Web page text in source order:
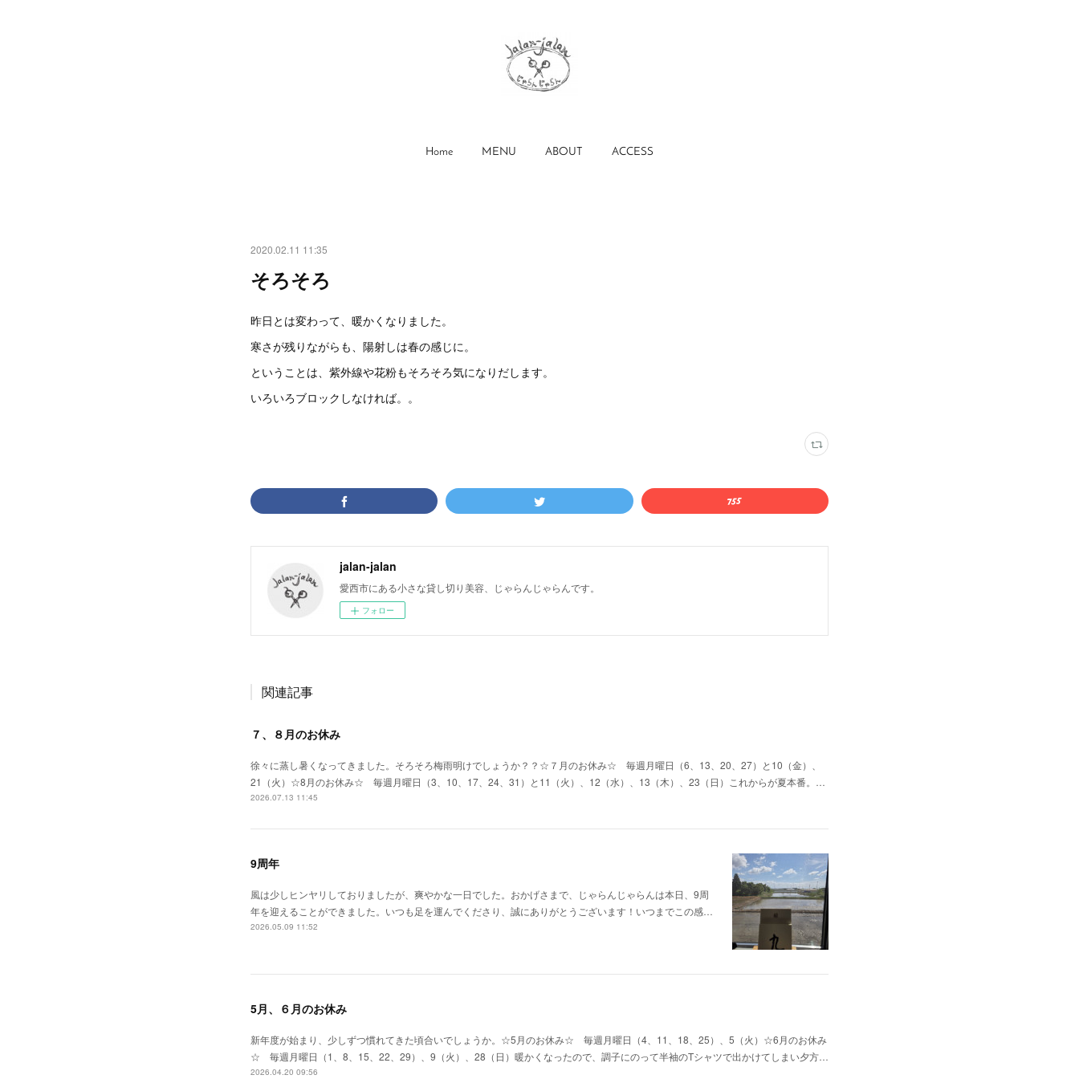
Home MENU ABOUT ACCESS
2020.02.11 11:35
そろそろ
昨日とは変わって、暖かくなりました。
寒さが残りながらも、陽射しは春の感じに。
ということは、紫外線や花粉もそろそろ気になりだします。
いろいろブロックしなければ。。
jalan-jalan
愛西市にある小さな貸し切り美容、じゃらんじゃらんです。
フォロー
関連記事
７、８月のお休み
徐々に蒸し暑くなってきました。そろそろ梅雨明けでしょうか？？☆７月のお休み☆ 毎週月曜日（6、13、20、27）と10（金）、
21（火）☆8月のお休み☆ 毎週月曜日（3、10、17、24、31）と11（火）、12（水）、13（木）、23（日）これからが夏本番。…
2026.07.13 11:45
9周年
風は少しヒンヤリしておりましたが、爽やかな一日でした。おかげさまで、じゃらんじゃらんは本日、9周
年を迎えることができました。いつも足を運んでくださり、誠にありがとうございます！いつまでこの感…
2026.05.09 11:52
5月、６月のお休み
新年度が始まり、少しずつ慣れてきた頃合いでしょうか。☆5月のお休み☆ 毎週月曜日（4、11、18、25）、5（火）☆6月のお休み
☆ 毎週月曜日（1、8、15、22、29）、9（火）、28（日）暖かくなったので、調子にのって半袖のTシャツで出かけてしまい夕方…
2026.04.20 09:56